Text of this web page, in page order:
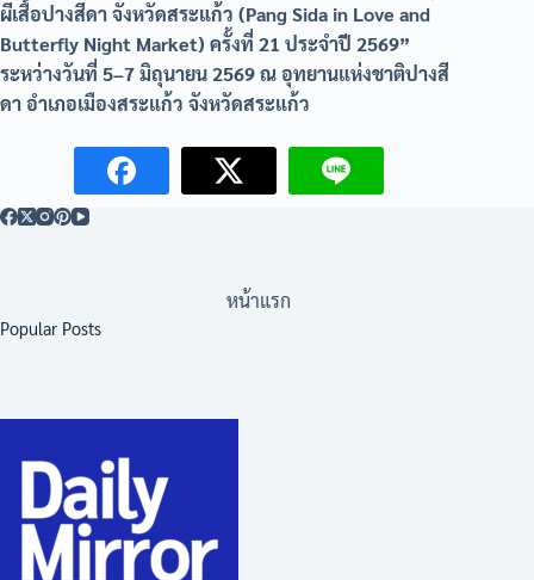
ผีเสื้อปางสีดา จังหวัดสระแก้ว (Pang Sida in Love and
Butterfly Night Market) ครั้งที่ 21 ประจำปี 2569”
ระหว่างวันที่ 5–7 มิถุนายน 2569 ณ อุทยานแห่งชาติปางสี
ดา อำเภอเมืองสระแก้ว จังหวัดสระแก้ว
หน้าแรก
Popular Posts